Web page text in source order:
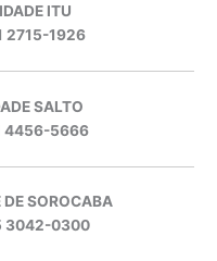
ITU
2715-1926
SALTO
4456-5666
DE SOROCABA
3042-0300